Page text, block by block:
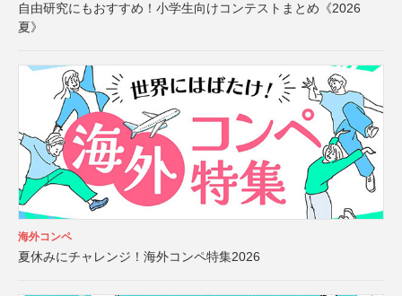
自由研究にもおすすめ！小学生向けコンテストまとめ《2026
夏》
海外コンペ
夏休みにチャレンジ！海外コンペ特集2026